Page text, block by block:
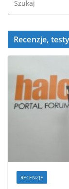
Recenzje, testy
RECENZJE